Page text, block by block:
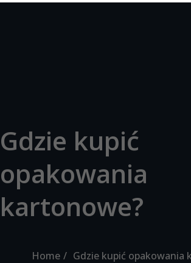
Gdzie kupić
opakowania
kartonowe?
Home Gdzie kupić opakowania